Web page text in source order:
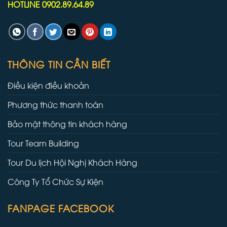
HOTLINE 0902.89.64.89
THÔNG TIN CẦN BIẾT
Điều kiện điều khoản
Phương thức thanh toán
Bảo mật thông tin khách hàng
Tour Team Building
Tour Du lịch Hội Nghị Khách Hàng
Công Ty Tổ Chức Sự Kiện
FANPAGE FACEBOOK